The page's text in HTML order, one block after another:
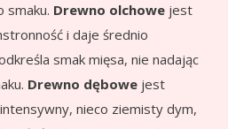
smaku. Drewno olchowe jest
i daje średnio
smak mięsa, nie nadając
Drewno dębowe jest
nieco ziemisty dym,